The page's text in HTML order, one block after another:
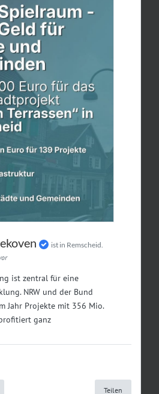
ist in Remscheid.
ist zentral für eine
NRW und der Bund
Jahr Projekte mit 356 Mio.
ganz
Teilen